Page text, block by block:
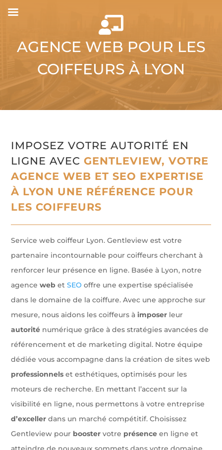

AGENCE WEB POUR LES
COIFFEURS À LYON
IMPOSEZ VOTRE AUTORITÉ EN
LIGNE AVECGENTLEVIEW, VOTRE
AGENCE WEB ET SEO EXPERTISE
À LYON UNE RÉFÉRENCE POUR
LES COIFFEURS
Service web coiffeur Lyon. Gentleview est votre
partenaire incontournable pour coiffeurs cherchant à
renforcer leur présence en ligne. Basée à Lyon, notre
agenceweb etSEO offre une expertise spécialisée
dans le domaine de la coiffure. Avec une approche sur
mesure, nous aidons lescoiffeurs àimposer leur
autorité numérique grâce à des stratégies avancées de
référencement et de marketing digital. Notre équipe
dédiée vous accompagne dans la création de sites web
professionnels et esthétiques, optimisés pour les
moteurs de recherche. En mettant l’accent sur la
visibilité en ligne, nous permettons à votre entreprise
d’exceller dans un marché compétitif. Choisissez
Gentleview pour booster votre présence en ligne et